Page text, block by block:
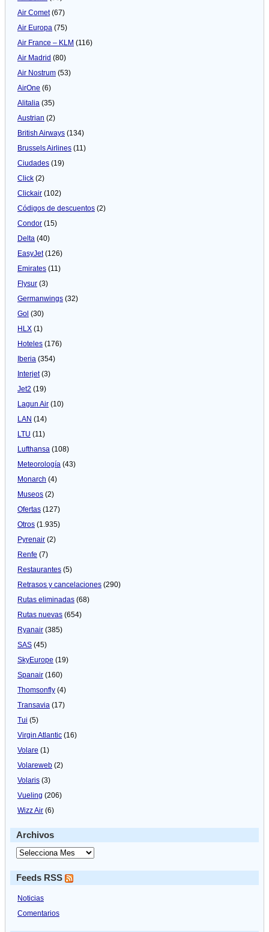
Air Comet(67)
Air Europa (75)
Air France – KLM (116)
Air Madrid (80)
Air Nostrum (53)
AirOne (6)
Alitalia (35)
Austrian (2)
British Airways (134)
Brussels Airlines (11)
Ciudades (19)
Click (2)
Clickair (102)
Códigos de descuentos (2)
Condor (15)
Delta (40)
EasyJet(126)
Emirates (11)
Flysur (3)
Germanwings (32)
Gol (30)
HLX (1)
Hoteles (176)
Iberia (354)
Interjet(3)
Jet2 (19)
Lagun Air (10)
LAN (14)
LTU (11)
Lufthansa (108)
Meteorologí­a (43)
Monarch (4)
Museos (2)
Ofertas (127)
Otros (1.935)
Pyrenair (2)
Renfe (7)
Restaurantes (5)
Retrasos y cancelaciones (290)
Rutas eliminadas (68)
Rutas nuevas (654)
Ryanair (385)
SAS (45)
SkyEurope (19)
Spanair (160)
Thomsonfly (4)
Transavia (17)
Tui (5)
Virgin Atlantic (16)
Volare (1)
Volareweb (2)
Volaris (3)
Vueling (206)
Wizz Air (6)
Archivos
Feeds RSS
Noticias
Comentarios